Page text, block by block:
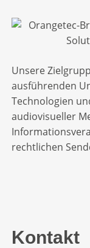
Unsere
ausführenden
Technologien
audiovisueller
rechtlichen
Kontakt